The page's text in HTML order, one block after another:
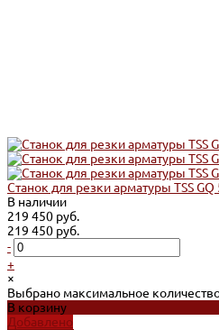
Станок для резки арматуры TSS GQ
В наличии
219 450 руб.
219 450 руб.
-
+
×
Выбрано максимальное
В корзину
Добавлено